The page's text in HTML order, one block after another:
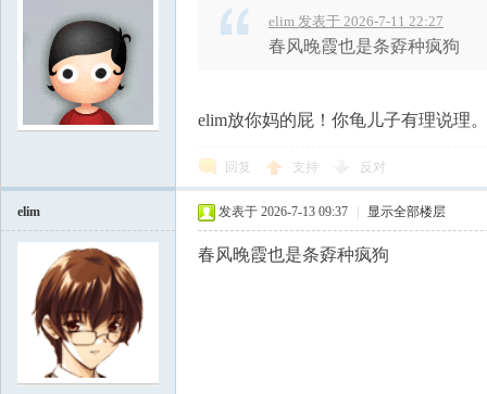
elim 发表于 2026-7-11 22:27
春风晚霞也是条孬种疯狗
elim放你妈的屁！你龟儿子有理说理
回复 支持 反对
elim 发表于 2026-7-13 09:37 显示全部楼层
春风晚霞也是条孬种疯狗